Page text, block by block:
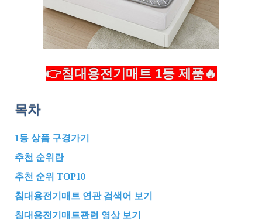
👉침대용전기매트 1등 제품🔥
목차
1등 상품 구경가기
추천 순위란
추천 순위 TOP10
침대용전기매트 연관 검색어 보기
침대용전기매트관련 영상 보기